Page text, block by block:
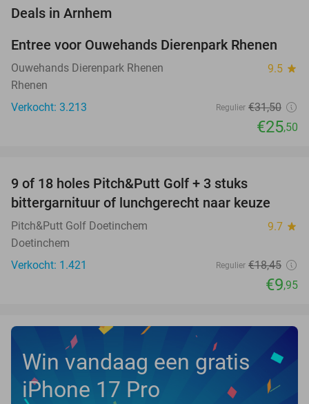
Deals in Arnhem
19%
Entree voor Ouwehands Dierenpark Rhenen
Ouwehands Dierenpark Rhenen 9.5 star
Rhenen
Verkocht: 3.213
Regulier €31,50
€25,50
9 of 18 holes Pitch&Putt Golf + 3 stuks
bittergarnituur of lunchgerecht naar keuze
Pitch&Putt Golf Doetinchem 9.7 star
Doetinchem
Verkocht: 1.421
Regulier €18,45
€9,95
Win vandaag een gratis
iPhone 17 Pro